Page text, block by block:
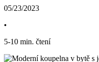
05/23/2023
•
5-10 min. čtení